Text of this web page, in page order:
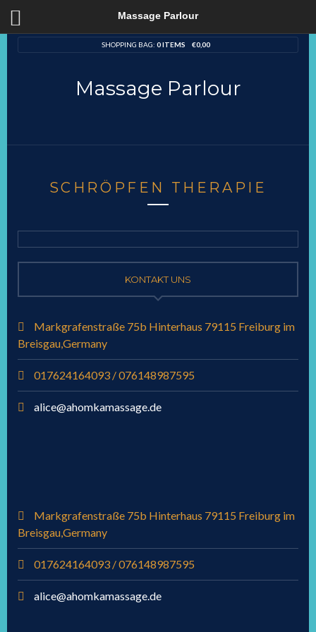
Massage Parlour
Massage Parlour
SHOPPING BAG: 0 ITEMS €0,00
SCHRÖPFEN THERAPIE
KONTAKT UNS
Markgrafenstraße 75b Hinterhaus 79115 Freiburg im
Breisgau,Germany
017624164093 / 076148987595
alice@ahomkamassage.de
Markgrafenstraße 75b Hinterhaus 79115 Freiburg im
Breisgau,Germany
017624164093 / 076148987595
alice@ahomkamassage.de